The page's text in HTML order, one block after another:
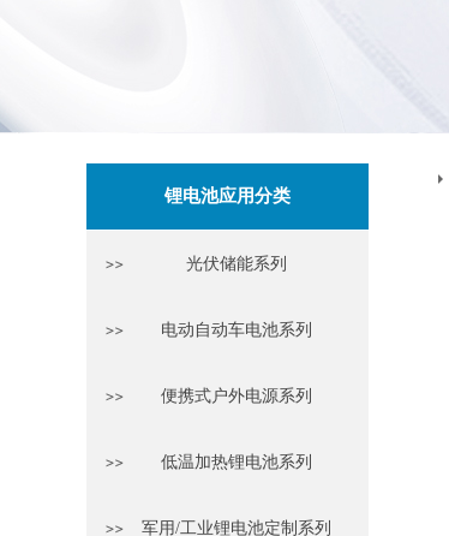
锂电池应用分类
光伏储能系列
电动自动车电池系列
便携式户外电源系列
低温加热锂电池系列
军用/工业锂电池定制系列